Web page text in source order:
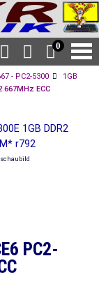
0
- PC2-5300
1GB
667MHz ECC
PC2-